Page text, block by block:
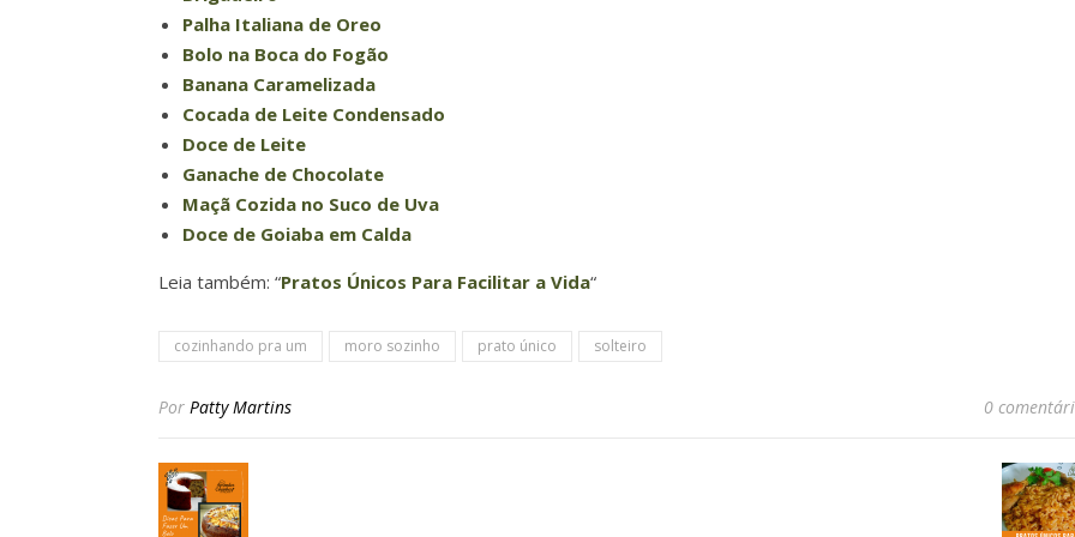
Palha Italiana de Oreo
Bolo na Boca do Fogão
Banana Caramelizada
Cocada de Leite Condensado
Doce de Leite
Ganache de Chocolate
Maçã Cozida no Suco de Uva
Doce de Goiaba em Calda
Leia também: “Pratos Únicos Para Facilitar a Vida“
cozinhando pra um moro sozinho prato único solteiro
Por Patty Martins 0